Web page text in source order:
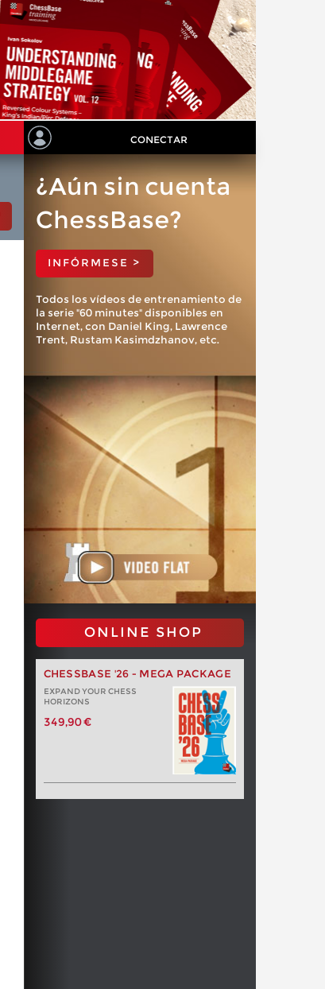
CONECTAR
¿Aún sin cuenta
ChessBase?
INFÓRMESE >
Todos los vídeos de entrenamiento de
la serie "60 minutes" disponibles en
Internet, con Daniel King, Lawrence
Trent, Rustam Kasimdzhanov, etc.
ONLINE SHOP
CHESSBASE '26 - MEGA PACKAGE
EXPAND YOUR CHESS
HORIZONS
349,90 €